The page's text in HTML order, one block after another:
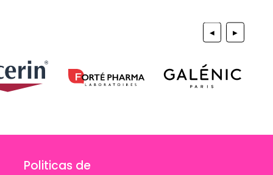
◀ ▶
Politicas de